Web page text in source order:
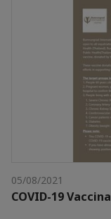
05/08/2021
COVID-19